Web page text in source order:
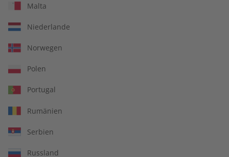
Malta
Niederlande
Norwegen
Polen
Portugal
Rumänien
Serbien
Russland